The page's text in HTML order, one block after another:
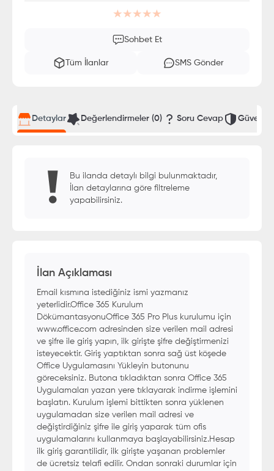
Sohbet Et
Tüm İlanlar SMS Gönder
Detaylar Değerlendirmeler (0) Soru Cevap Güvenli
Bu ilanda detaylı bilgi bulunmaktadır,
İlan detaylarına göre filtreleme
yapabilirsiniz.
İlan Açıklaması
Email kısmına istediğiniz ismi yazmanız
yeterlidir.Office 365 Kurulum
DökümantasyonuOffice 365 Pro Plus kurulumu için
www.office.com adresinden size verilen mail adresi
ve şifre ile giriş yapın, ilk girişte şifre değiştirmenizi
isteyecektir. Giriş yaptıktan sonra sağ üst köşede
Office Uygulamasını Yükleyin butonunu
göreceksiniz. Butona tıkladıktan sonra Office 365
Uygulamaları yazan yere tıklayarak indirme işlemini
başlatın. Kurulum işlemi bittikten sonra yüklenen
uygulamadan size verilen mail adresi ve
değiştirdiğiniz şifre ile giriş yaparak tüm ofis
uygulamalarını kullanmaya başlayabilirsiniz.Hesap
ilk giriş garantilidir, ilk girişte yaşanan problemler
de ücretsiz telafi edilir. Ondan sonraki durumlar için